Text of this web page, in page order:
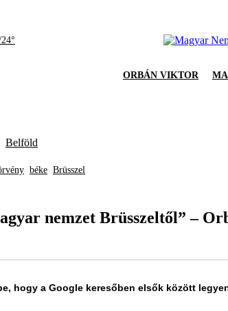
ORBÁN VIKTOR
Belföld
béke Brüsszel
nemzet Brüsszeltől” –
hogy a Google keresőben elsők között